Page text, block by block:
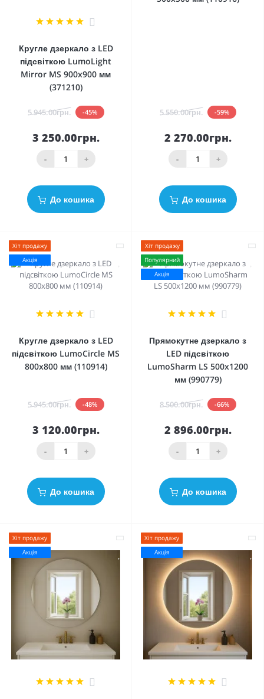
4
Кругле дзеркало з LED
підсвіткою LumoLight
Mirror MS 900x900 мм
(371210)
5 945.00грн. -45%
3 250.00грн.
- +
До кошика
5 550.00грн. -59%
2 270.00грн.
- +
До кошика
Хіт продажу
Акція
Кругле дзеркало з LED
підсвіткою LumoCircle MS
800x800 мм (110914)
5 945.00грн. -48%
3 120.00грн.
- +
До кошика
Хіт продажу
Популярний
Акція
Прямокутне дзеркало з
LED підсвіткою
LumoSharm LS 500x1200
мм (990779)
8 500.00грн. -66%
2 896.00грн.
- +
До кошика
Хіт продажу
Акція
4
Хіт продажу
Акція
4